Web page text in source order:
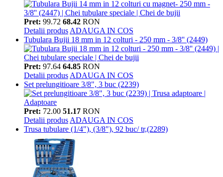
Pret: 99.72 68.42 RON
Detalii produs ADAUGA IN COS
Tubulara Bujii 18 mm in 12 colturi - 250 mm - 3/8'' (2449)
Pret: 97.64 64.85 RON
Detalii produs ADAUGA IN COS
Set prelungitioare 3/8", 3 buc (2239)
Pret: 72.00 51.17 RON
Detalii produs ADAUGA IN COS
Trusa tubulare (1/4"), (3/8"), 92 buc/ tr,(2289)